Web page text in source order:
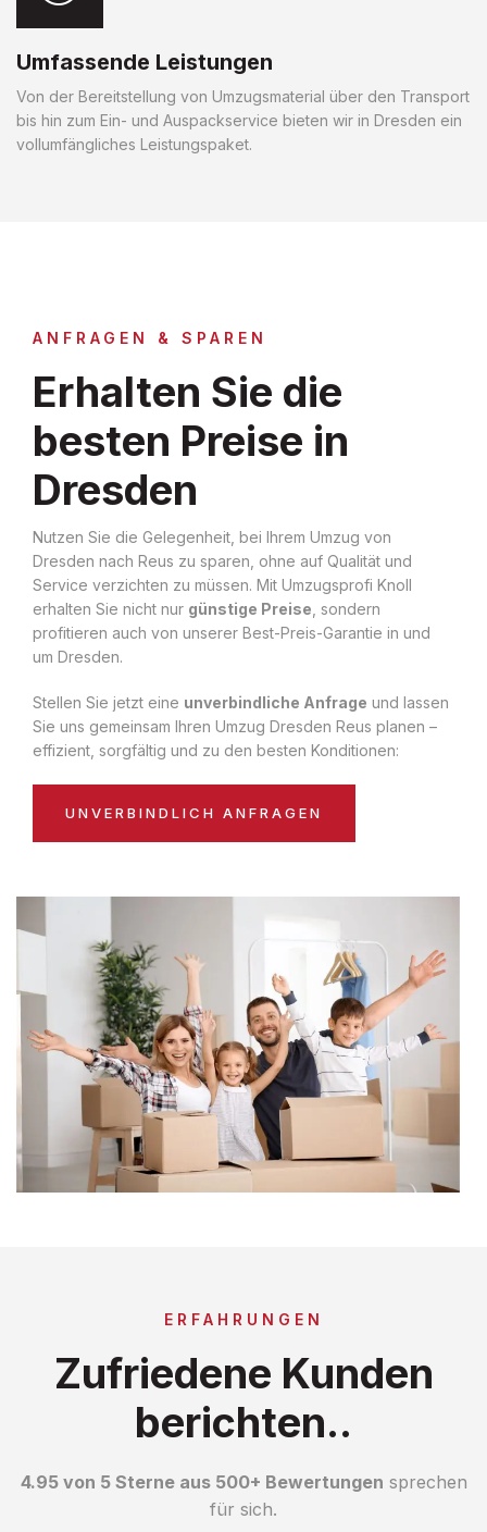
Umfassende Leistungen
Von der Bereitstellung von Umzugsmaterial über den Transport
bis hin zum Ein- und Auspackservice bieten wir in Dresden ein
vollumfängliches Leistungspaket.
ANFRAGEN & SPAREN
Erhalten Sie die
besten Preise in
Dresden
Nutzen Sie die Gelegenheit, bei Ihrem Umzug von
Dresden nach Reus zu sparen, ohne auf Qualität und
Service verzichten zu müssen. Mit Umzugsprofi Knoll
erhalten Sie nicht nur günstige Preise , sondern
profitieren auch von unserer Best-Preis-Garantie in und
um Dresden.
Stellen Sie jetzt eine unverbindliche Anfrage und lassen
Sie uns gemeinsam Ihren Umzug Dresden Reus planen –
effizient, sorgfältig und zu den besten Konditionen:
UNVERBINDLICH ANFRAGEN
ERFAHRUNGEN
Zufriedene Kunden
berichten..
4.95 von 5 Sterne aus 500+ Bewertungen sprechen
für sich.